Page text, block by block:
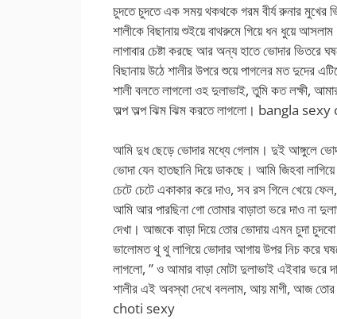
চুদতে চুদতে এক সময় থকথকে গরম বীর্য রুনার মুখের
শালীকে বিছানায় শুইয়ে বাথরুমে গিয়ে ধন ধুয়ে
লাগাবার চেষ্টা করছে আর অন্য হাতে ভোদার
বিছানায় উঠে শালীর উপরে শুয়ে পাগলের মত দুদের
শালী বলতে লাগলো ওহ দুলাভাই, তুমি কত লক্ষী,
অল্প অল্প ঝিম ঝিম করতে লাগলো। bangla
আমি দুধ ছেড়ে ভোদার মধ্যে গেলাম। দুই আঙ্গুলে
ভোদা যেন হাতছানি দিয়ে ডাকছে। আমি জিহবা
চেটে চেটে একাকার করে দাও, সব রস গিলে খেয়ে
আমি আর পারছিনা গো তোমার বাড়াতা ভরে দাও না
দেখা। আজকে বাড়া দিয়ে তোর ভোদায় এমন চুদা
ভালোমত থু থু লাগিয়ে ভোদার আগায় উপর নিচ করে
লাগলো, ” ও আমার বাড়া মোটা দুলাভাই এইবার ভরে
শালীর এই অবস্থা দেখে বললাম, আয় মাগী, আজ
choti sexy